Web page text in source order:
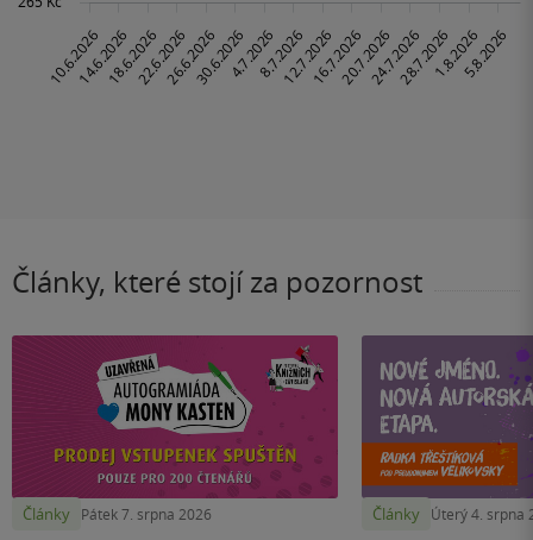
Články, které stojí za pozornost
Články Pátek 7. srpna 2026 Články Úterý 4. srpna